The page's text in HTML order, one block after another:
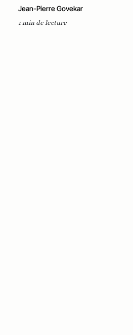
Jean-Pierre Govekar
1 min de lecture